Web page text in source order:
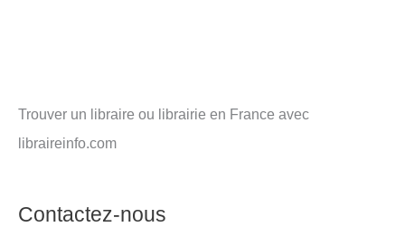
Trouver un libraire ou librairie en France avec
libraireinfo.com
Contactez-nous